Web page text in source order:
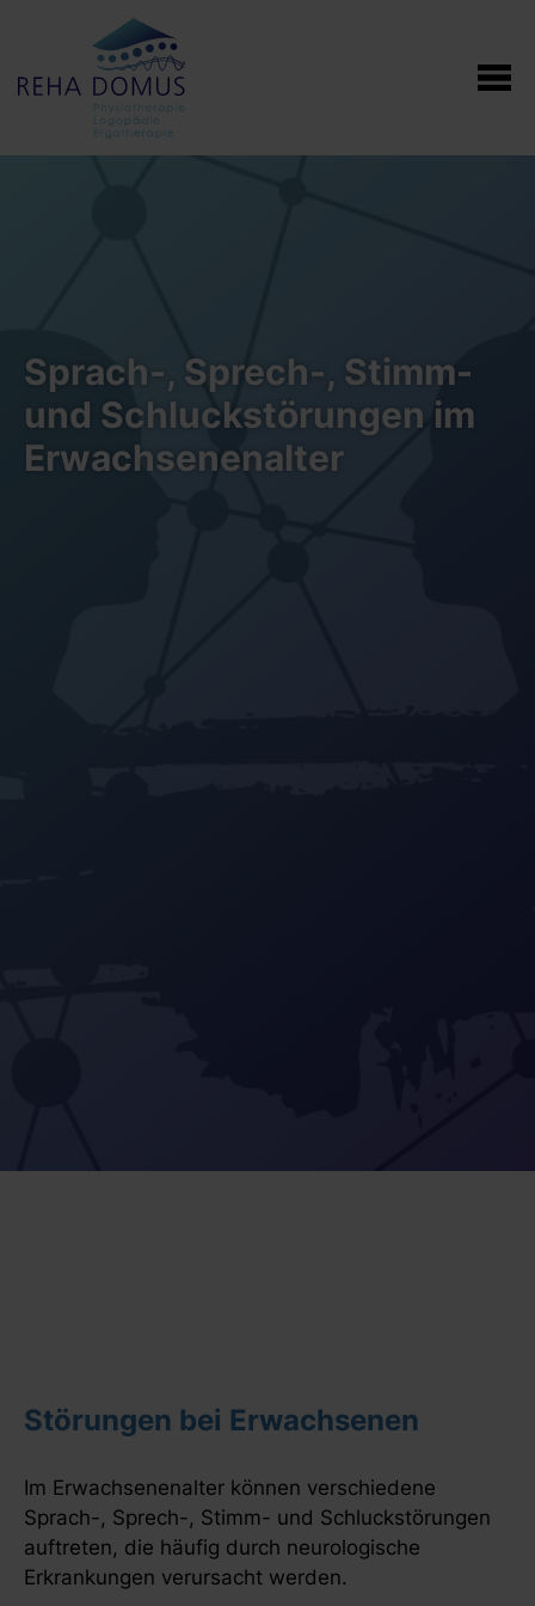
Sprach-, Sprech-, Stimm-
und Schluckstörungen im
Erwachsenenalter
Störungen bei Erwachsenen
Im Erwachsenenalter können verschiedene
Sprach-, Sprech-, Stimm- und Schluckstörungen
auftreten, die häufig durch neurologische
Erkrankungen verursacht werden.